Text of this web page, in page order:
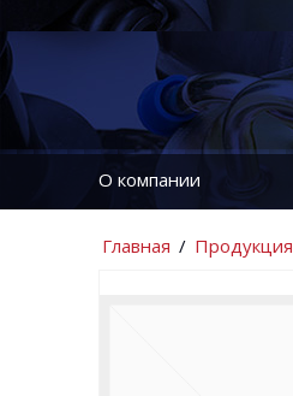
О компании
Главная / Продукция